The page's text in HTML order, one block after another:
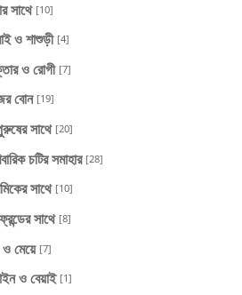
সাথে [10]
ও শাশুড়ী [4]
ও রোগী [7]
বোন [19]
সাথে [20]
চটির সমাহার [28]
সাথে [10]
সাথে [8]
ও মেয়ে [7]
ও বেয়াই [1]